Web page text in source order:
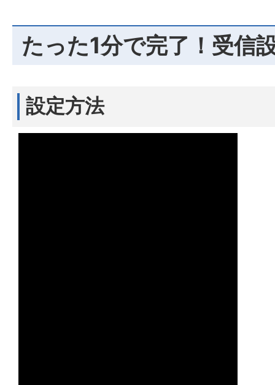
たった1分で完了！受信
設定方法